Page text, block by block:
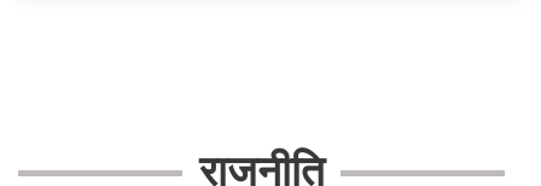
राजनीति